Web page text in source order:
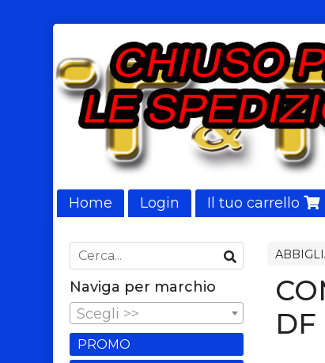
Home Login Il tuo carrello
Naviga per marchio
Scegli >>
PROMO